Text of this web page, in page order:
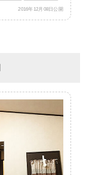
2016年12月08日公開